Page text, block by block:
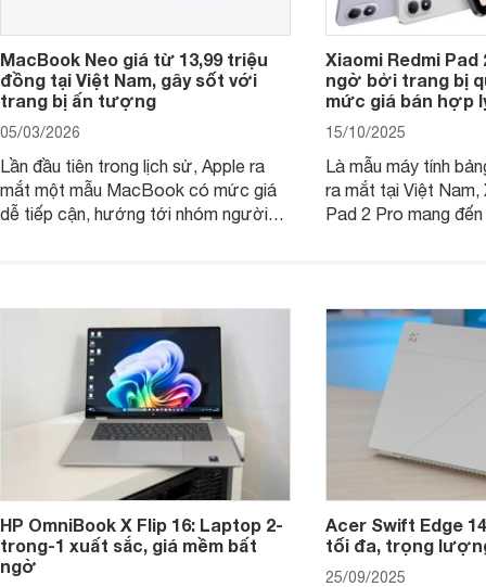
MacBook Neo giá từ 13,99 triệu
đồng tại Việt Nam, gây sốt với
trang bị ấn tượng
05/03/2026
Lần đầu tiên trong lịch sử, Apple ra
mắt một mẫu MacBook có mức giá
dễ tiếp cận, hướng tới nhóm người
hút sự quan tâm lớn từ thị trường.
Xiaomi Redmi Pad
ngờ bởi trang bị
mức giá bán hợp
15/10/2025
Là mẫu máy tính
ra mắt tại Việt Nam,
Pad 2 Pro mang
HP OmniBook X Flip 16: Laptop 2-
trong-1 xuất sắc, giá mềm bất
ngờ
Acer Swift Edge
tối đa, trọng
25/09/2025